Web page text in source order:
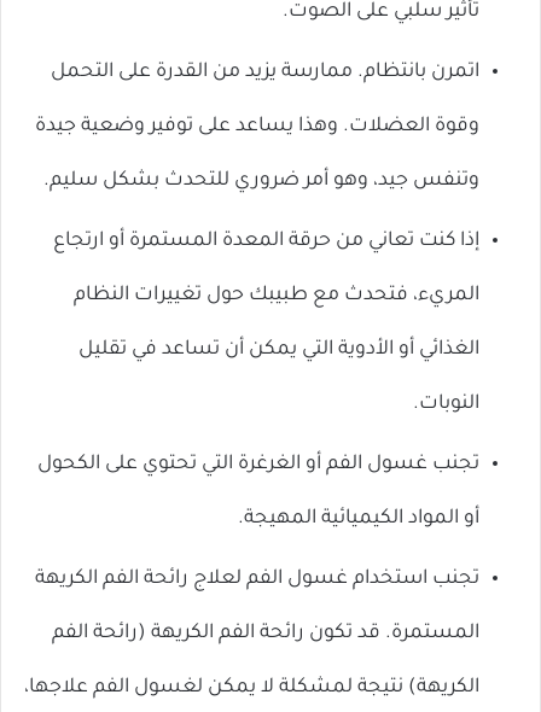
تأثير سلبي على الصوت.
اتمرن بانتظام. ممارسة يزيد من القدرة على التحمل
وقوة العضلات. وهذا يساعد على توفير وضعية جيدة
وتنفس جيد، وهو أمر ضروري للتحدث بشكل سليم.
إذا كنت تعاني من حرقة المعدة المستمرة أو ارتجاع
المريء، فتحدث مع طبيبك حول تغييرات النظام
الغذائي أو الأدوية التي يمكن أن تساعد في تقليل
النوبات.
تجنب غسول الفم أو الغرغرة التي تحتوي على الكحول
أو المواد الكيميائية المهيجة.
تجنب استخدام غسول الفم لعلاج رائحة الفم الكريهة
المستمرة. قد تكون رائحة الفم الكريهة (رائحة الفم
الكريهة) نتيجة لمشكلة لا يمكن لغسول الفم علاجها،